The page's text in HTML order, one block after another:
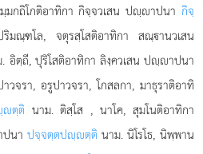
กถิโกติอาทิกา กิจฺจวเสน ปฺาปนา กิจฺ
ณฺฑโล, จตุรสฺโสติอาทิกา สณฺานวเสน
อิตฺถี, ปุริโสติอาทิกา ลิงฺควเสน ปฺาปนา
วจรา, อรูปาวจรา, โกสลกา, มาธุราติอาทิ
ตฺติ นาม. ติสฺโส, นาโค, สุมโนติอาทิกา
นา ปจฺจตฺตปฺตฺติ นาม. นิโรโธ, นิพฺพาน